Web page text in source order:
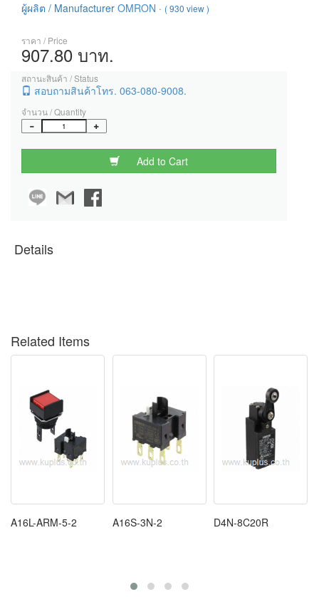
ผู้ผลิต / Manufacturer OMRON · ( 930 view )
ราคา / Price
907.80 บาท.
สถานะสินค้า / Status
สอบถามสินค้าโทร. 063-080-9008.
จำนวน / Quantity
Add to Cart
Details
Related Items
A16L-ARM-5-2 A16S-3N-2 D4N-8C20R